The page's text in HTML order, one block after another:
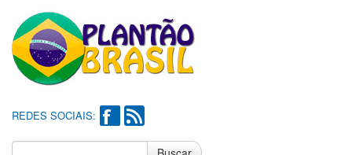
REDES SOCIAIS: